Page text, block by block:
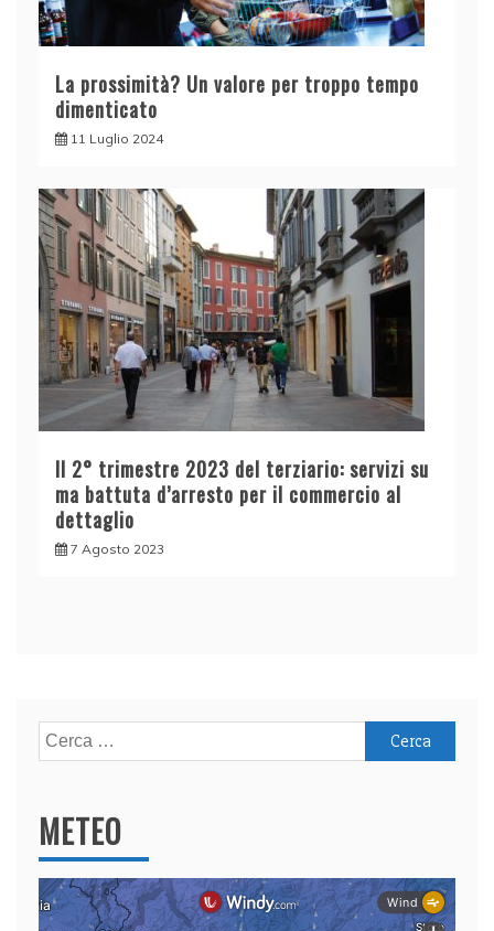
La prossimità? Un valore per troppo tempo
dimenticato
11 Luglio 2024
Il 2° trimestre 2023 del terziario: servizi su
ma battuta d’arresto per il commercio al
dettaglio
7 Agosto 2023
Ricerca
per:
METEO